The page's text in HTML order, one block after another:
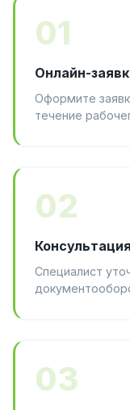
01
Онлайн-
Оформите
течение
02
Консультация
Специалист
03